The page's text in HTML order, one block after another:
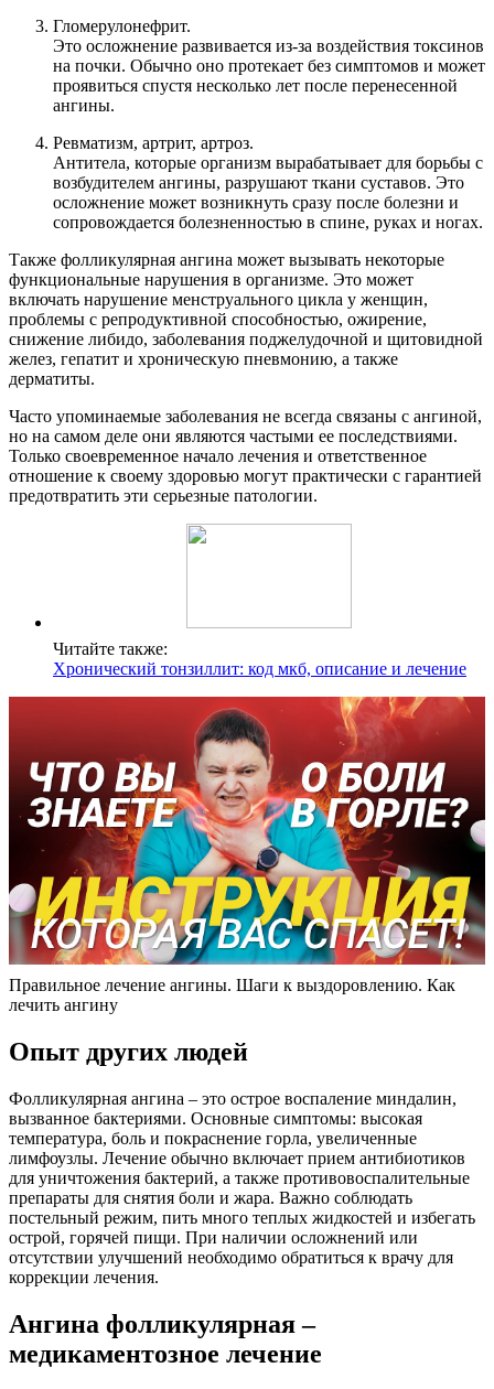
Гломерулонефрит.
Это осложнение развивается из-за воздействия токсинов
на почки. Обычно оно протекает без симптомов и может
проявиться спустя несколько лет после перенесенной
ангины.
Ревматизм, артрит, артроз.
Антитела, которые организм вырабатывает для борьбы с
возбудителем ангины, разрушают ткани суставов. Это
осложнение может возникнуть сразу после болезни и
сопровождается болезненностью в спине, руках и ногах.
Также фолликулярная ангина может вызывать некоторые
функциональные нарушения в организме. Это может
включать нарушение менструального цикла у женщин,
проблемы с репродуктивной способностью, ожирение,
снижение либидо, заболевания поджелудочной и щитовидной
желез, гепатит и хроническую пневмонию, а также
дерматиты.
Часто упоминаемые заболевания не всегда связаны с ангиной,
но на самом деле они являются частыми ее последствиями.
Только своевременное начало лечения и ответственное
отношение к своему здоровью могут практически с гарантией
предотвратить эти серьезные патологии.
Читайте также:
Хронический тонзиллит: код мкб, описание и лечение
Правильное лечение ангины. Шаги к выздоровлению. Как
лечить ангину
Опыт других людей
Фолликулярная ангина – это острое воспаление миндалин,
вызванное бактериями. Основные симптомы: высокая
температура, боль и покраснение горла, увеличенные
лимфоузлы. Лечение обычно включает прием антибиотиков
для уничтожения бактерий, а также противовоспалительные
препараты для снятия боли и жара. Важно соблюдать
постельный режим, пить много теплых жидкостей и избегать
острой, горячей пищи. При наличии осложнений или
отсутствии улучшений необходимо обратиться к врачу для
коррекции лечения.
Ангина фолликулярная –
медикаментозное лечение